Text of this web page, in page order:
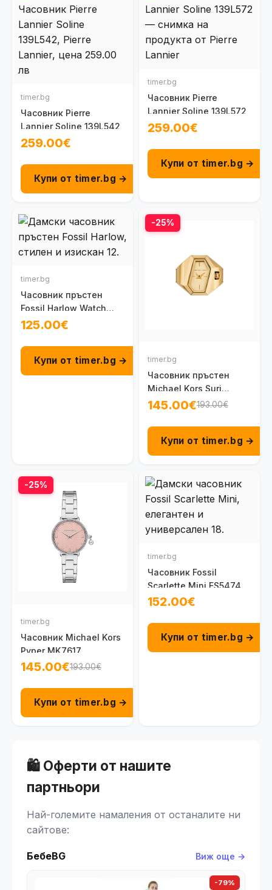
timer.bg
Часовник Pierre
Lannier Soline 139L542
259.00€
Купи от timer.bg →
timer.bg
Часовник Pierre
Lannier Soline 139L572
259.00€
Купи от timer.bg →
timer.bg
Часовник пръстен
Fossil Harlow Watch
Ring ES5482
125.00€
Купи от timer.bg →
-25%
timer.bg
Часовник пръстен
Michael Kors Suri
MK7613
145.00€193.00€
Купи от timer.bg →
-25%
timer.bg
Часовник Michael Kors
Pyper MK7617
145.00€193.00€
Купи от timer.bg →
timer.bg
Часовник Fossil
Scarlette Mini ES5474
152.00€
Купи от timer.bg →
🛍️ Оферти от нашите
партньори
Най-големите намаления от останалите ни
сайтове:
БебеBG Виж още →
-79%